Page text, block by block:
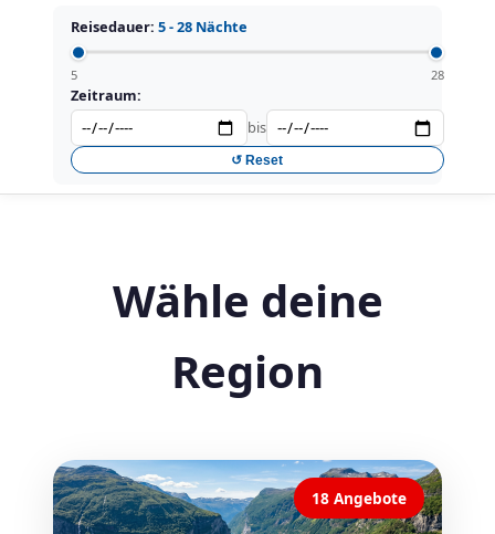
Reisedauer: 5 - 28 Nächte
5 28
Zeitraum:
bis
↺ Reset
Wähle deine
Region
18 Angebote